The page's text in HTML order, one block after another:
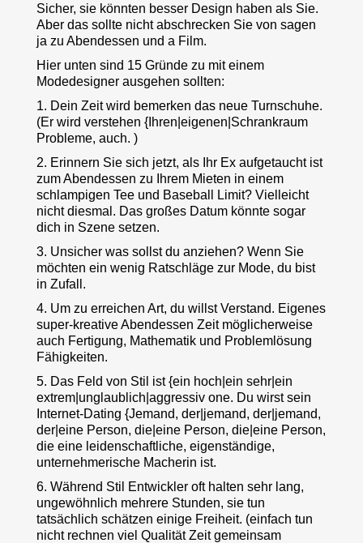
Sicher, sie könnten besser Design haben als Sie.
Aber das sollte nicht abschrecken Sie von sagen
ja zu Abendessen und a Film.
Hier unten sind 15 Gründe zu mit einem
Modedesigner ausgehen sollten:
1. Dein Zeit wird bemerken das neue Turnschuhe.
(Er wird verstehen {Ihren|eigenen|Schrankraum
Probleme, auch. )
2. Erinnern Sie sich jetzt, als Ihr Ex aufgetaucht ist
zum Abendessen zu Ihrem Mieten in einem
schlampigen Tee und Baseball Limit? Vielleicht
nicht diesmal. Das großes Datum könnte sogar
dich in Szene setzen.
3. Unsicher was sollst du anziehen? Wenn Sie
möchten ein wenig Ratschläge zur Mode, du bist
in Zufall.
4. Um zu erreichen Art, du willst Verstand. Eigenes
super-kreative Abendessen Zeit möglicherweise
auch Fertigung, Mathematik und Problemlösung
Fähigkeiten.
5. Das Feld von Stil ist {ein hoch|ein sehr|ein
extrem|unglaublich|aggressiv one. Du wirst sein
Internet-Dating {Jemand, der|jemand, der|jemand,
der|eine Person, die|eine Person, die|eine Person,
die eine leidenschaftliche, eigenständige,
unternehmerische Macherin ist.
6. Während Stil Entwickler oft halten sehr lang,
ungewöhnlich mehrere Stunden, sie tun
tatsächlich schätzen einige Freiheit. (einfach tun
nicht rechnen viel Qualität Zeit gemeinsam